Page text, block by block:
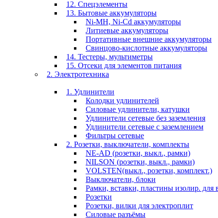
12. Спецэлементы
13. Бытовые аккумуляторы
Ni-MH, Ni-Cd аккумуляторы
Литиевые аккумуляторы
Портативные внешние аккумуляторы
Свинцово-кислотные аккумуляторы
14. Тестеры, мультиметры
15. Отсеки для элементов питания
2. Электротехника
1. Удлинители
Колодки удлинителей
Силовые удлинители, катушки
Удлинители сетевые без заземления
Удлинители сетевые с заземлением
Фильтры сетевые
2. Розетки, выключатели, комплекты
NE-AD (розетки, выкл., рамки)
NILSON (розетки, выкл., рамки)
VOLSTEN(выкл., розетки, комплект.)
Выключатели, блоки
Рамки, вставки, пластины изолир. для
Розетки
Розетки, вилки для электроплит
Силовые разъёмы